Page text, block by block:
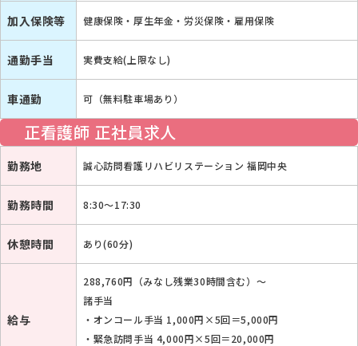
加入保険等 健康保険・厚生年金・労災保険・雇用保険
通勤手当 実費支給(上限なし)
車通勤 可（無料駐車場あり）
正看護師 正社員求人
勤務地 誠心訪問看護リハビリステーション 福岡中央
勤務時間 8:30～17:30
休憩時間 あり(60分)
給与
288,760円（みなし残業30時間含む）〜
諸手当
・オンコール手当 1,000円×5回＝5,000円
・緊急訪問手当 4,000円×5回＝20,000円